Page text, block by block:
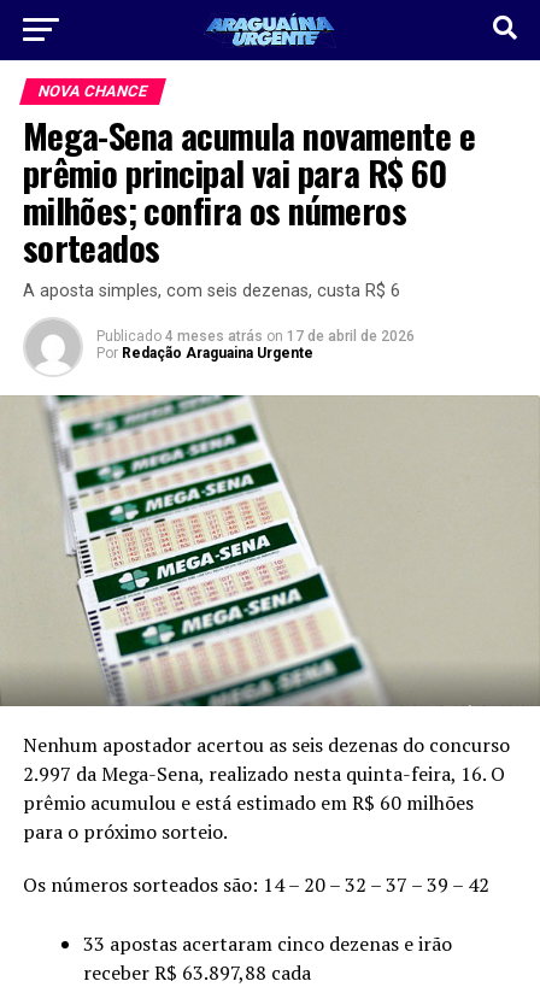
NOVA CHANCE
Mega-Sena acumula novamente e
prêmio principal vai para R$ 60
milhões; confira os números
sorteados
A aposta simples, com seis dezenas, custa R$ 6
Publicado 4 meses atrás on 17 de abril de 2026
Por Redação Araguaina Urgente
Nenhum apostador acertou as seis dezenas do concurso
2.997 da Mega-Sena, realizado nesta quinta-feira, 16. O
prêmio acumulou e está estimado em R$ 60 milhões
para o próximo sorteio.
Os números sorteados são: 14 – 20 – 32 – 37 – 39 – 42
33 apostas acertaram cinco dezenas e irão
receber R$ 63.897,88 cada